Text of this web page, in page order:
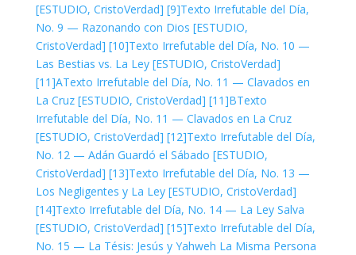
[ESTUDIO, CristoVerdad] [9]Texto Irrefutable del Día,
No. 9 — Razonando con Dios [ESTUDIO,
CristoVerdad] [10]Texto Irrefutable del Día, No. 10 —
Las Bestias vs. La Ley [ESTUDIO, CristoVerdad]
[11]ATexto Irrefutable del Día, No. 11 — Clavados en
La Cruz [ESTUDIO, CristoVerdad] [11]BTexto
Irrefutable del Día, No. 11 — Clavados en La Cruz
[ESTUDIO, CristoVerdad] [12]Texto Irrefutable del Día,
No. 12 — Adán Guardó el Sábado [ESTUDIO,
CristoVerdad] [13]Texto Irrefutable del Día, No. 13 —
Los Negligentes y La Ley [ESTUDIO, CristoVerdad]
[14]Texto Irrefutable del Día, No. 14 — La Ley Salva
[ESTUDIO, CristoVerdad] [15]Texto Irrefutable del Día,
No. 15 — La Tésis: Jesús y Yahweh La Misma Persona